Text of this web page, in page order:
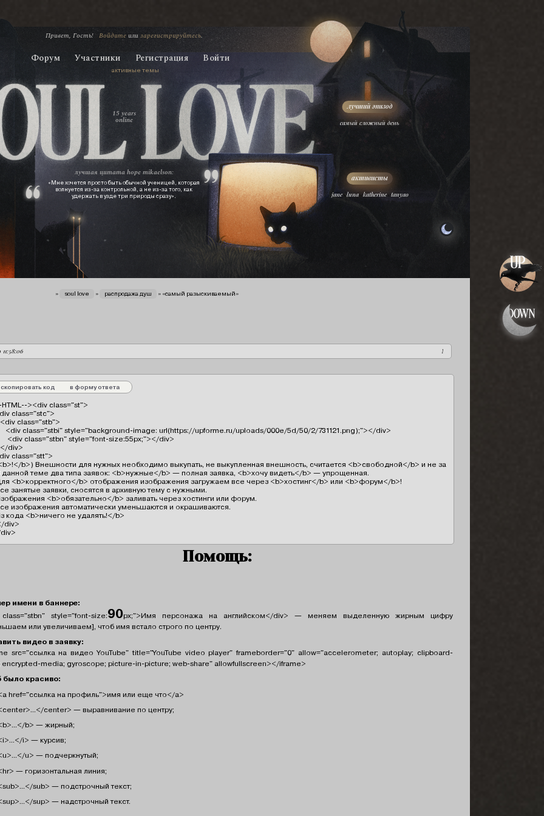
Форум Участники Регистрация Войти
активные темы
лучшая цитатаhope mikaelson:
«Мне хочется просто быть обычной ученицей, которая
волнуется из‑за контрольной, а не из‑за того, как
удержать в узде три природы сразу».
jane , luna,katherine , tanyao
самый сложный день
15 years
online
Привет, Гость! Войдитеилизарегистрируйтесь.
вы здесь
» soul love » распродажа душ » «самый разыскиваемый»
1
11:58:06
скопировать код в форму ответа
HTML--><div class="st">
class="stc">
<div class="stb">
<div class="stbi" style="background-image: url(https://upforme.ru/uploads/000e/5d/50/2/731121.png);"></div>
<div class="stbn" style="font-size:55px;"></div>
</div>
class="stt">
b>) Внешности для нужных необходимо выкупать, не выкупленная внешность, считается <b>свободной</b> и не закрепляется за заявкой.
данной теме два типа заявок: <b>нужные</b> — полная заявка, <b>хочу видеть</b> — упрощенная.
<b>корректного</b> отображения изображения загружаем все через <b>хостинг</b> или <b>форум</b>!
занятые заявки, сносятся в архивную тему с нужными.
<b>обязательно</b> заливать через хостинги или форум.
изображения автоматически уменьшаются и окрашиваются.
кода <b>ничего не удалять!</b>
div>
div>
Помощь:
имени в баннере:
style="font-size:90px;">Имя персонажа на английском</div> — меняем выделенную жирным цифру
или увеличиваем], чтоб имя встало строго по центру.
видео в заявку:
src="ссылка на видео YouTube" title="YouTube video player" frameborder="0" allow="accelerometer; autoplay; clipboard-
encrypted-media; gyroscope; picture-in-picture; web-share" allowfullscreen></iframe>
было красиво:
href="ссылка на профиль">имя или еще что</a>
center> — выравнивание по центру;
b> — жирный;
i> — курсив;
u> — подчеркнутый;
— горизонтальная линия;
sub> — подстрочный текст;
sup> — надстрочный текст.